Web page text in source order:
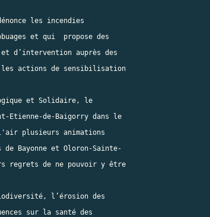
les incendies
et qui  propose des
d’intervention auprès des
les actions de sensibilisation
et Solidaire, le
Etienne-de-Baigorry dans le
plusieurs animations
Bayonne et Oloron-Sainte-
regrets de ne pouvoir y être
l’érosion des
sur la santé des